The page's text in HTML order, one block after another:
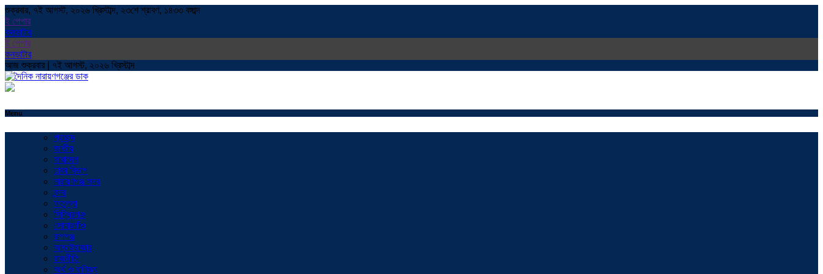
শুক্রবার, ৭ই আগস্ট, ২০২৬ খ্রিস্টাব্দ, ২৩শে শ্রাবণ, ১৪৩৩ বঙ্গাব্দ
ই পেপার
কনভাটার
ই পেপার
কনভাটার
আজ শুক্রবার | ৭ই আগস্ট, ২০২৬ খ্রিস্টাব্দ
Menu
প্রচ্ছদ
জাতীয়
সারাদেশ
ঢাকা বিভাগ
নারায়ণগঞ্জ সদর
বন্দর
ফতুল্লা
সিদ্ধিরগঞ্জ
সোনারগাঁও
রূপগঞ্জ
আড়াইহাজার
রাজনীতি
অর্থ ও বাণিজ্য